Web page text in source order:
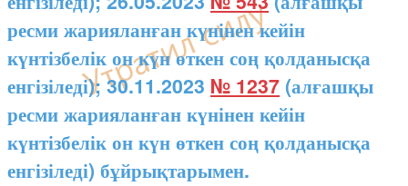
ресми жарияланған күнінен кейін
күнтізбелік он күн өткен соң қолданысқа
енгізіледі); 30.11.2023 № 1237 (алғашқы
ресми жарияланған күнінен кейін
күнтізбелік он күн өткен соң қолданысқа
енгізіледі) бұйрықтарымен.